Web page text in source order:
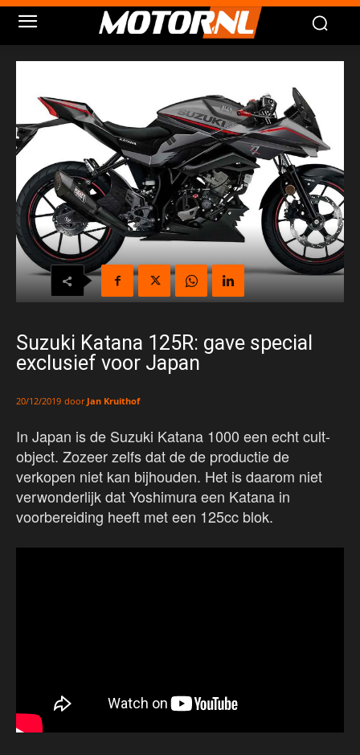
Suzuki Katana 125R: gave special
exclusief voor Japan
20/12/2019 door Jan Kruithof
In Japan is de Suzuki Katana 1000 een echt cult-
object. Zozeer zelfs dat de de productie de
verkopen niet kan bijhouden. Het is daarom niet
verwonderlijk dat Yoshimura een Katana in
voorbereiding heeft met een 125cc blok.